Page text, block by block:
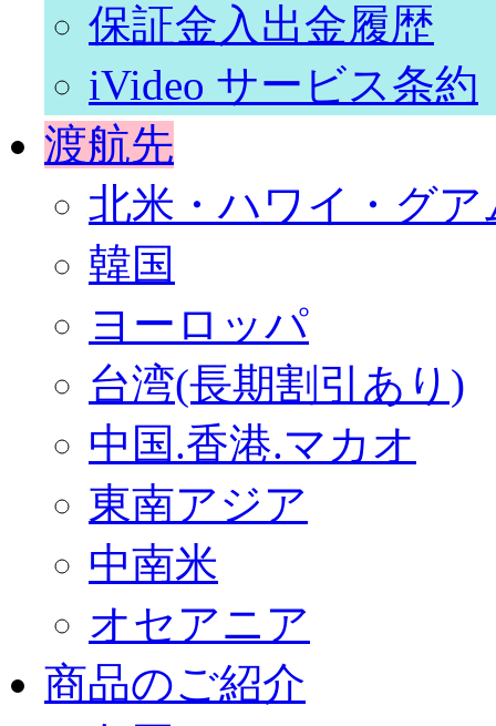
保証金入出金履歴
iVideo サービス条約
渡航先
北米・ハワイ・グア
韓国
ヨーロッパ
台湾(長期割引あり)
中国.香港.マカオ
東南アジア
中南米
オセアニア
商品のご紹介